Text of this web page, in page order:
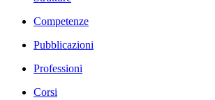
Competenze
Pubblicazioni
Professioni
Corsi